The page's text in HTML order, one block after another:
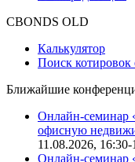
Оферта для
IT-аккредитация
Поиск котировок
Ближайшие